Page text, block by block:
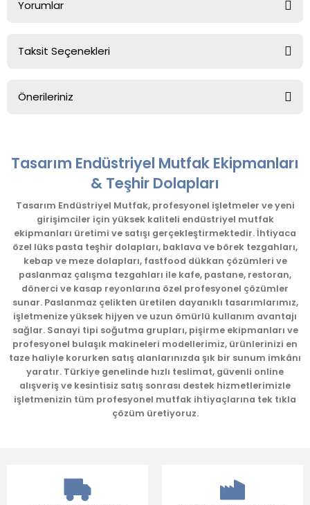
Yorumlar
Taksit Seçenekleri
Önerileriniz
kullanarak tarafımıza iletebilirsiniz.
Görüş ve önerileriniz için teşekkür ederiz.
Ürün resmi kalitesiz, bozuk veya görüntülenemiyor.
Ürün açıklamasında eksik bilgiler bulunuyor.
Ürün bilgilerinde hatalar bulunuyor.
Ürün fiyatı diğer sitelerden daha pahalı.
Bu ürüne benzer farklı alternatifler olmalı.
Gönder
Tasarım Endüstriyel Mutfak Ekipmanları
& Teşhir Dolapları
Tasarım Endüstriyel Mutfak, profesyonel işletmeler ve yeni
girişimciler için yüksek kaliteli endüstriyel mutfak
ekipmanları üretimi ve satışı gerçekleştirmektedir. İhtiyaca
özel lüks pasta teşhir dolapları, baklava ve börek tezgahları,
kebap ve meze dolapları, fastfood dükkan çözümleri ve
paslanmaz çalışma tezgahları ile kafe, pastane, restoran,
dönerci ve kasap reyonlarına özel profesyonel çözümler
sunar. Paslanmaz çelikten üretilen dayanıklı tasarımlarımız,
işletmenize yüksek hijyen ve uzun ömürlü kullanım avantajı
sağlar. Sanayi tipi soğutma grupları, pişirme ekipmanları ve
profesyonel bulaşık makineleri modellerimiz, ürünlerinizi en
taze haliyle korurken satış alanlarınızda şık bir sunum imkânı
yaratır. Türkiye genelinde hızlı teslimat, güvenli online
alışveriş ve kesintisiz satış sonrası destek hizmetlerimizle
işletmenizin tüm profesyonel mutfak ihtiyaçlarına tek tıkla
çözüm üretiyoruz.